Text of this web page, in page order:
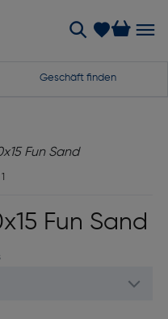
Geschäft finden
1
Fun Sand